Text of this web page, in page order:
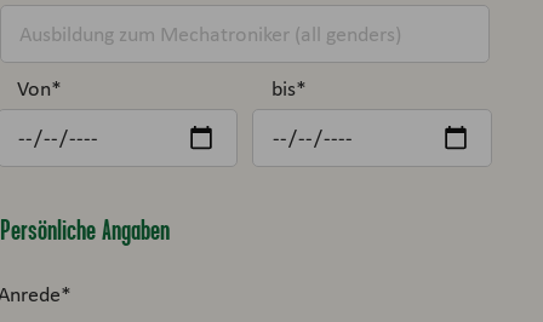
Von* bis*
Persönliche Angaben
*